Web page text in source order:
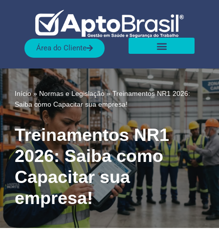
Área do Cliente
Início» Normas e Legislação»Treinamentos NR1 2026:
Saiba como Capacitar sua empresa!
Treinamentos NR1
2026: Saiba como
Capacitar sua
empresa!